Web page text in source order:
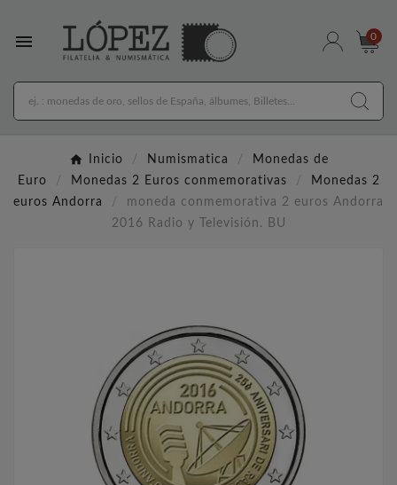
 0
Inicio Numismatica
Monedas de
Euro
Monedas 2 Euros conmemorativas
Monedas 2
euros Andorra
moneda conmemorativa 2 euros Andorra
2016 Radio y Televisión. BU